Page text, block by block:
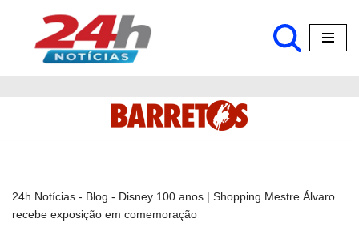
Pular
24h Notícias - Blog - Disney 100 anos | Shopping Mestre Álvaro
recebe exposição em comemoração